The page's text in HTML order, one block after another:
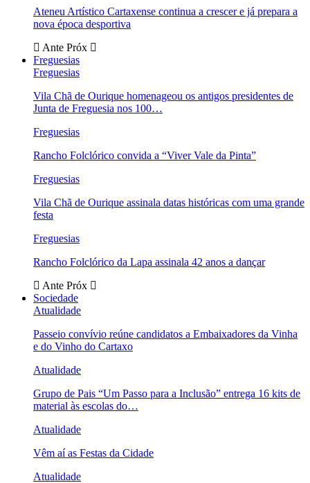
Ateneu Artístico Cartaxense continua a crescer e já prepara a
nova época desportiva
Ante Próx
Freguesias
Freguesias
Vila Chã de Ourique homenageou os antigos presidentes de
Junta de Freguesia nos 100…
Freguesias
Rancho Folclórico convida a “Viver Vale da Pinta”
Freguesias
Vila Chã de Ourique assinala datas históricas com uma grande
festa
Freguesias
Rancho Folclórico da Lapa assinala 42 anos a dançar
Ante Próx
Sociedade
Atualidade
Passeio convívio reúne candidatos a Embaixadores da Vinha
e do Vinho do Cartaxo
Atualidade
Grupo de Pais “Um Passo para a Inclusão” entrega 16 kits de
material às escolas do…
Atualidade
Vêm aí as Festas da Cidade
Atualidade